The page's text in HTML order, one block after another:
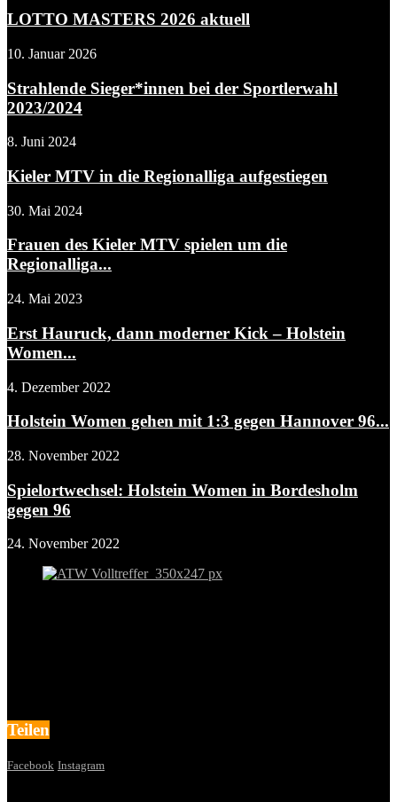
LOTTO MASTERS 2026 aktuell
10. Januar 2026
Strahlende Sieger*innen bei der Sportlerwahl
2023/2024
8. Juni 2024
Kieler MTV in die Regionalliga aufgestiegen
30. Mai 2024
Frauen des Kieler MTV spielen um die
Regionalliga...
24. Mai 2023
Erst Hauruck, dann moderner Kick – Holstein
Women...
4. Dezember 2022
Holstein Women gehen mit 1:3 gegen Hannover 96...
28. November 2022
Spielortwechsel: Holstein Women in Bordesholm
gegen 96
24. November 2022
Teilen
Facebook Instagram